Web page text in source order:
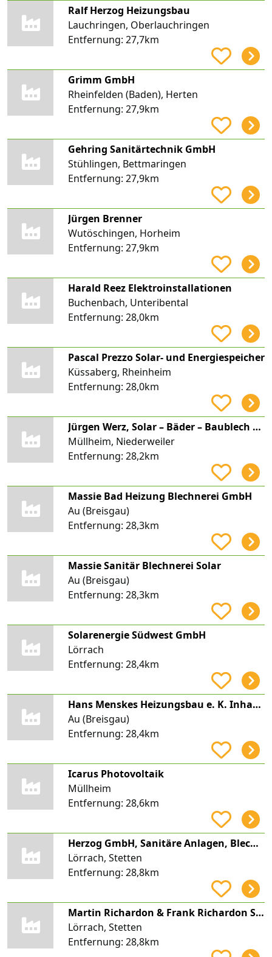
Ralf Herzog Heizungsbau
Lauchringen, Oberlauchringen
Entfernung: 27,7km
Grimm GmbH
Rheinfelden (Baden), Herten
Entfernung: 27,9km
Gehring Sanitärtechnik GmbH
Stühlingen, Bettmaringen
Entfernung: 27,9km
Jürgen Brenner
Wutöschingen, Horheim
Entfernung: 27,9km
Harald Reez Elektroinstallationen
Buchenbach, Unteribental
Entfernung: 28,0km
Pascal Prezzo Solar- und Energiespeicher
Küssaberg, Rheinheim
Entfernung: 28,0km
Jürgen Werz, Solar – Bäder – Baublech – Heizung, Sanitär Werz
Müllheim, Niederweiler
Entfernung: 28,2km
Massie Bad Heizung Blechnerei GmbH
Au (Breisgau)
Entfernung: 28,3km
Massie Sanitär Blechnerei Solar
Au (Breisgau)
Entfernung: 28,3km
Solarenergie Südwest GmbH
Lörrach
Entfernung: 28,4km
Hans Menskes Heizungsbau e. K. Inhaber Mark Menskes
Au (Breisgau)
Entfernung: 28,4km
Icarus Photovoltaik
Müllheim
Entfernung: 28,6km
Herzog GmbH, Sanitäre Anlagen, Blechnerei
Lörrach, Stetten
Entfernung: 28,8km
Martin Richardon & Frank Richardon Sanitärinstallation & Blechnerei
Lörrach, Stetten
Entfernung: 28,8km